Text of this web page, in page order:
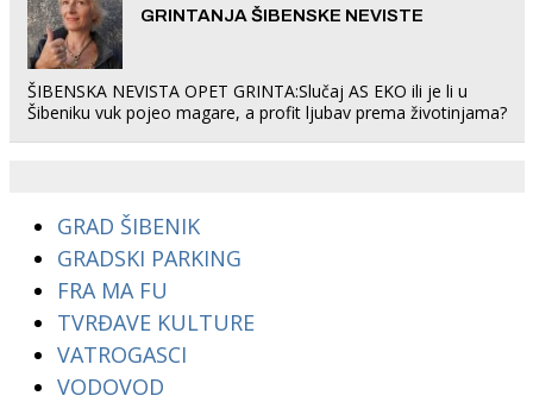
GRINTANJA ŠIBENSKE NEVISTE
ŠIBENSKA NEVISTA OPET GRINTA:Slučaj AS EKO ili je li u
Šibeniku vuk pojeo magare, a profit ljubav prema životinjama?
GRAD ŠIBENIK
GRADSKI PARKING
FRA MA FU
TVRĐAVE KULTURE
VATROGASCI
VODOVOD